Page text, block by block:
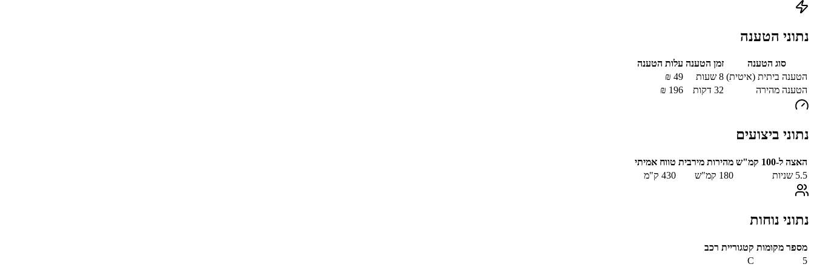
נתוני הטענה
סוג הטענה זמן הטענה עלות הטענה
הטענה ביתית (איטית) 8 שעות 49
₪
הטענה מהירה
32 דקות 196
₪
נתוני ביצועים
האצה ל-100 קמ"ש מהירות מירבית טווח אמיתי
5.5 שניות 180 קמ"ש 430 ק"מ
נתוני נוחות
מספר מקומות קטגוריית רכב
5
C